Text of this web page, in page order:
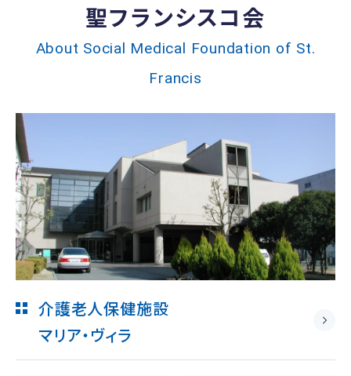
聖フランシスコ会
About Social Medical Foundation of St.
Francis
介護老人保健施設
マリア・ヴィラ